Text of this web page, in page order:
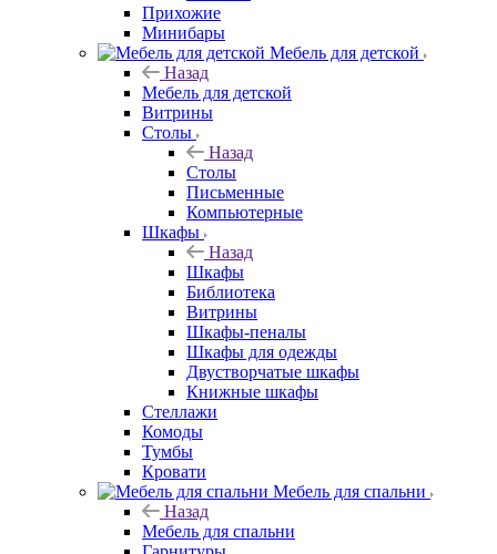
Прихожие
Минибары
Мебель для детской
Назад
Мебель для детской
Витрины
Столы
Назад
Столы
Письменные
Компьютерные
Шкафы
Назад
Шкафы
Библиотека
Витрины
Шкафы-пеналы
Шкафы для одежды
Двустворчатые шкафы
Книжные шкафы
Стеллажи
Комоды
Тумбы
Кровати
Мебель для спальни
Назад
Мебель для спальни